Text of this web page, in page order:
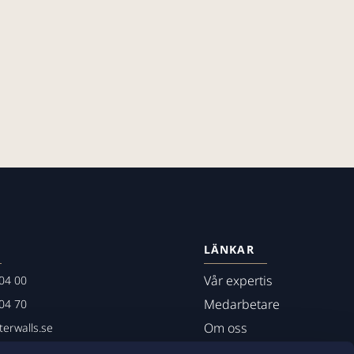
00
70
LÄNKAR
Vår expertis
Medarbetare
Om oss